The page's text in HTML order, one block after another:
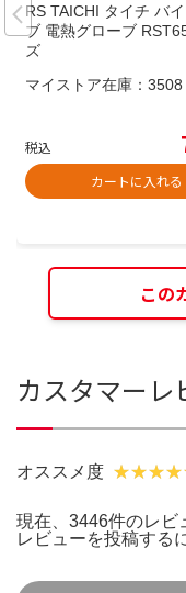
RS TAICHI タイチ バ
ブ 電熱グローブ
ズ
マイストア在庫： 3508
税込
カートに入れる
この
カスタマーレ
オススメ度
現在、3446件のレビ
レビューを投稿する